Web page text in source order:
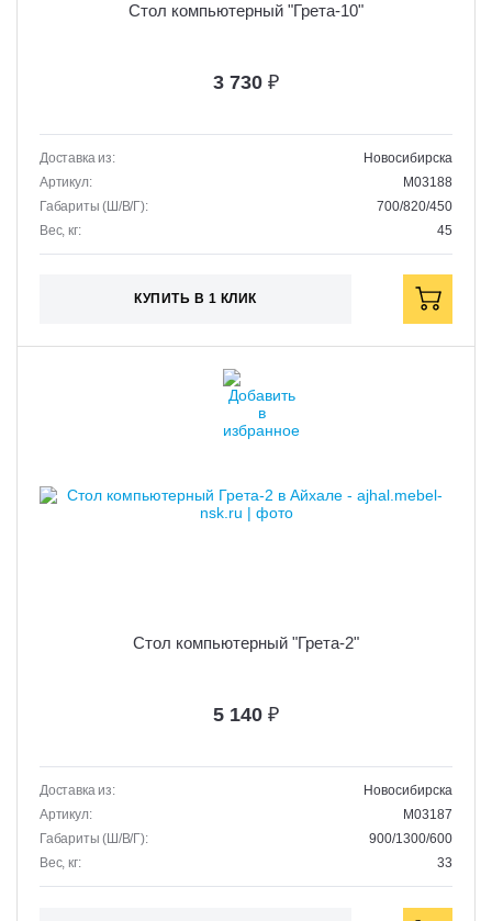
Стол компьютерный "Грета-10"
3 730 ₽
Доставка из:
Новосибирска
Артикул:
M03188
Габариты (Ш/В/Г):
700/820/450
Вес, кг:
45
КУПИТЬ В 1 КЛИК
Стол компьютерный "Грета-2"
5 140 ₽
Доставка из:
Новосибирска
Артикул:
M03187
Габариты (Ш/В/Г):
900/1300/600
Вес, кг:
33